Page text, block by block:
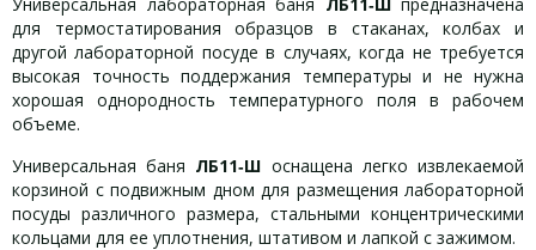
для термостатирования образцов в стаканах, колбах и
другой лабораторной посуде в случаях, когда не требуется
высокая точность поддержания температуры и не нужна
хорошая однородность температурного поля в рабочем
объеме.
Универсальная баня ЛБ11‑Ш оснащена легко извлекаемой
корзиной с подвижным дном для размещения лабораторной
посуды различного размера, стальными концентрическими
кольцами для ее уплотнения, штативом и лапкой с зажимом.